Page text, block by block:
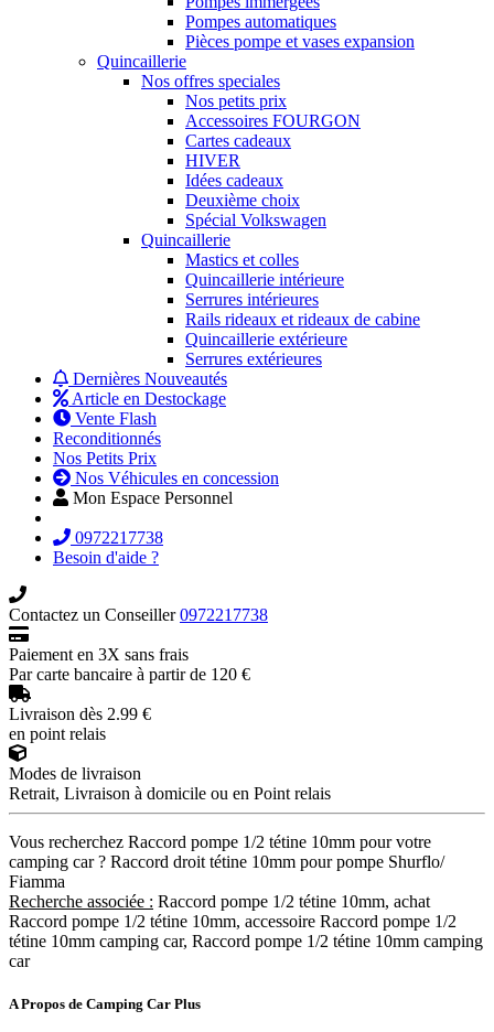
Pompes automatiques
Pièces pompe et vases expansion
Quincaillerie
Nos offres speciales
Nos petits prix
Accessoires FOURGON
Cartes cadeaux
HIVER
Idées cadeaux
Deuxième choix
Spécial Volkswagen
Quincaillerie
Mastics et colles
Quincaillerie intérieure
Serrures intérieures
Rails rideaux et rideaux de cabine
Quincaillerie extérieure
Serrures extérieures
Dernières Nouveautés
Article en Destockage
Vente Flash
Reconditionnés
Nos Petits Prix
Nos Véhicules en concession
Mon Espace Personnel
0972217738
Besoin d'aide ?
Contactez un Conseiller0972217738
Paiement en 3X sans frais
Par carte bancaire à partir de 120 €
Livraison dès 2.99 €
en point relais
Modes de livraison
Retrait, Livraison à domicile ou en Point relais
Vous recherchez Raccord pompe 1/2 tétine 10mm pour votre
camping car ? Raccord droit tétine 10mm pour pompe Shurflo/
Fiamma
Recherche associée : Raccord pompe 1/2 tétine 10mm, achat
Raccord pompe 1/2 tétine 10mm, accessoire Raccord pompe 1/2
tétine 10mm camping car, Raccord pompe 1/2 tétine 10mm camping
car
A Propos de Camping Car Plus